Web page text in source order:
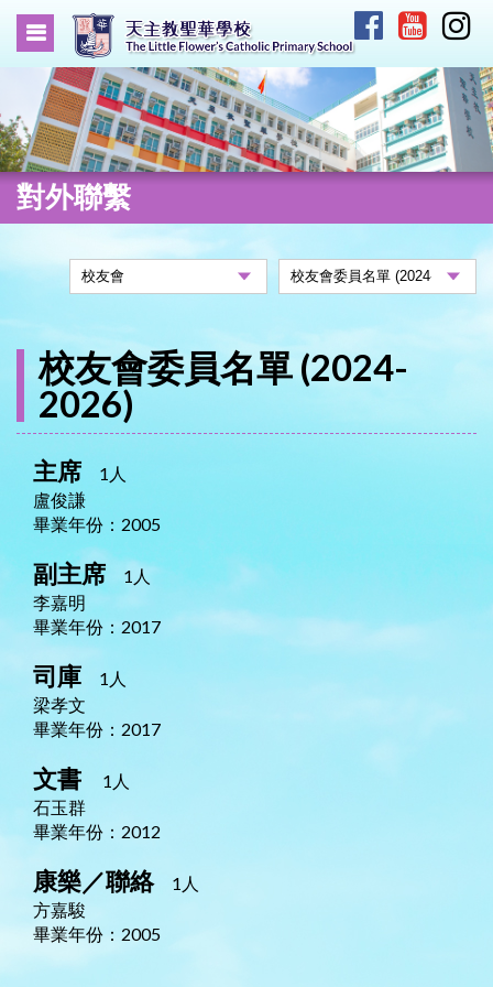
對外聯繫
校友會委員名單 (2024-
2026)
主席 1人
盧俊謙
畢業年份：2005
副主席 1人
李嘉明
畢業年份：2017
司庫 1人
梁孝文
畢業年份：2017
文書 1人
石玉群
畢業年份：2012
康樂／聯絡1人
方嘉駿
畢業年份：2005